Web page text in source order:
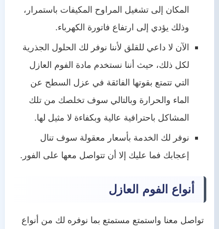
المكان إلى تشغيل المراوح المكيفات باستمرار،
وذلك يؤدي إلى ارتفاع فاتورة الكهرباء.
الآن لا داعي للقلق لأننا نوفر لك الحلول الجذرية
لكل ذلك، حيث أننا نستخدم مادة الفوم العازل
التي تتمتع بقوتها الفائقة في عزل السطح عن
الماء والحرارة وبالتالي سوف تخلصك من تلك
المشاكل باحترافية عالية وبكفاءة لا مثيل لها.
نوفر لك الخدمة بأسعار معقولة سوف تنال
إعجابك فما عليك إلا أن تتواصل معها على الفور.
أنواع الفوم العازل
تواصل معنا واستمتع مستمتع بما نوفره لك من أنواع